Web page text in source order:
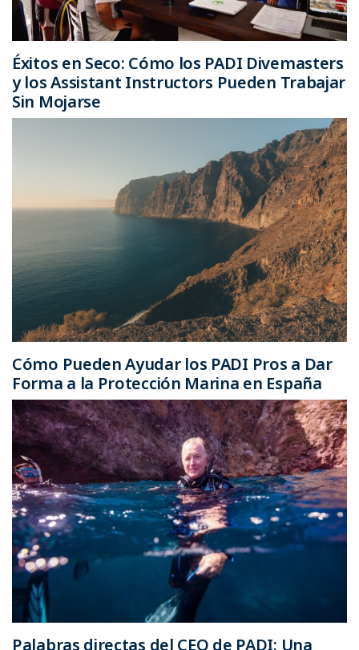
Éxitos en Seco: Cómo los PADI Divemasters
y los Assistant Instructors Pueden Trabajar
Sin Mojarse
Cómo Pueden Ayudar los PADI Pros a Dar
Forma a la Protección Marina en España
Palabras directas del CEO de PADI: Una